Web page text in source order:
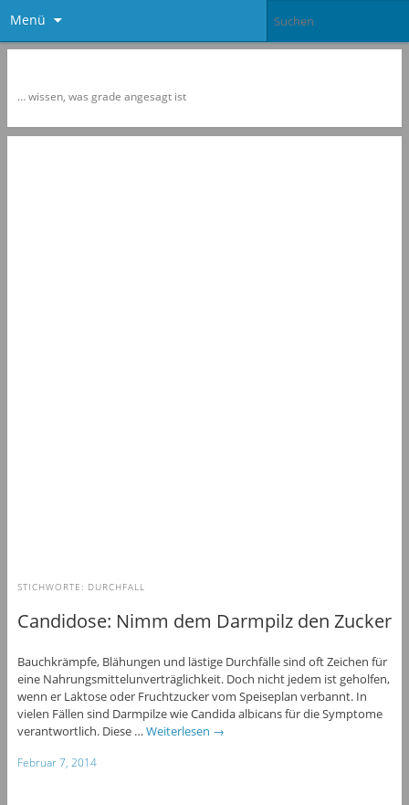
Menü
… wissen, was grade angesagt ist
STICHWORTE: DURCHFALL
Candidose: Nimm dem Darmpilz den Zucker
Bauchkrämpfe, Blähungen und lästige Durchfälle sind oft Zeichen für
eine Nahrungsmittelunverträglichkeit. Doch nicht jedem ist geholfen,
wenn er Laktose oder Fruchtzucker vom Speiseplan verbannt. In
vielen Fällen sind Darmpilze wie Candida albicans für die Symptome
verantwortlich. Diese … Weiterlesen →
Februar 7, 2014